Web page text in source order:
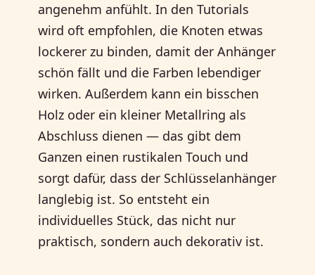
angenehm anfühlt. In den Tutorials
wird oft empfohlen, die Knoten etwas
lockerer zu binden, damit der Anhänger
schön fällt und die Farben lebendiger
wirken. Außerdem kann ein bisschen
Holz oder ein kleiner Metallring als
Abschluss dienen — das gibt dem
Ganzen einen rustikalen Touch und
sorgt dafür, dass der Schlüsselanhänger
langlebig ist. So entsteht ein
individuelles Stück, das nicht nur
praktisch, sondern auch dekorativ ist.